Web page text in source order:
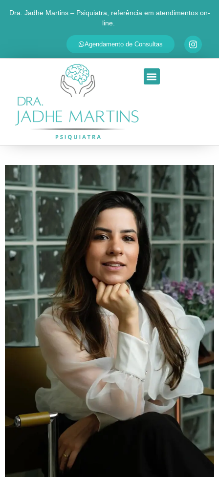
Agende sua consulta
Respondemos em até 30 minutos
QUAL É O SEU PRINCIPAL MOTIVO?
Ansiedade Depressão
Ao continuar, você será redirecionado ao WhatsApp da Dra.
Jadhe. Seus dados são usados apenas para personalizar o
atendimento.
Ir para o WhatsApp
Dra. Jadhe Martins – Psiquiatra, referência em atendimentos on-
line.
Agendamento de Consultas